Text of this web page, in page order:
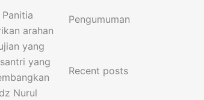
arahan
yang
yang
Nurul
Pengumuman
Recent posts